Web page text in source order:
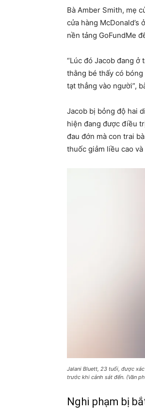
Bà Amber Smith, mẹ
cửa hàng
nền tảng GoFundMe
“Lúc đó Jacob đang ở
thằng bé thấy có
tạt thẳng vào người”,
Jacob bị bỏng độ hai
hiện đang được điều
đau đớn mà con trai
thuốc giảm liều cao
Jalani Bluett, 23 tuổi, được
trước khi cảnh sát đến. (Văn
Nghi phạm bị